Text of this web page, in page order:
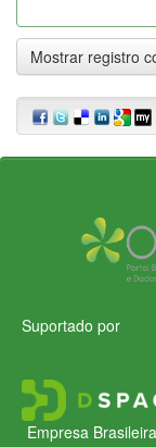
Mostrar registro
Suportado por
Empresa